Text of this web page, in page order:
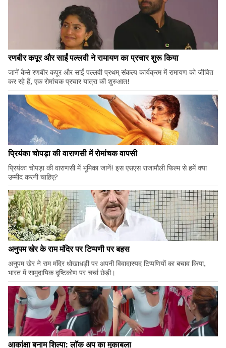
रणबीर कपूर और साईं पल्लवी ने रामायण का प्रचार शुरू किया
जानें कैसे रणबीर कपूर और साईं पल्लवी प्रथम् संकल्प कार्यक्रम में रामायण को जीवित
कर रहे हैं, एक रोमांचक प्रचार यात्रा की शुरुआत!
प्रियंका चोपड़ा की वाराणसी में रोमांचक वापसी
प्रियंका चोपड़ा की वाराणसी में भूमिका जानें! इस एसएस राजामौली फिल्म से हमें क्या
उम्मीद करनी चाहिए?
अनुपम खेर के राम मंदिर पर टिप्पणी पर बहस
अनुपम खेर ने राम मंदिर धोखाधड़ी पर अपनी विवादास्पद टिप्पणियों का बचाव किया,
भारत में सामुदायिक दृष्टिकोण पर चर्चा छेड़ी।
आकांक्षा बनाम शिल्पा: लॉक अप का मुकाबला